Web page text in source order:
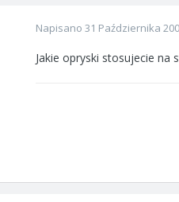
Napisano 31 Października
Jakie opryski stosujecie na